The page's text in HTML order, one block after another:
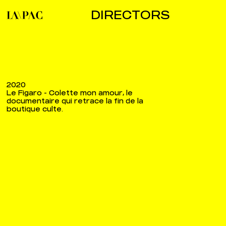
DIRECTORS
2020
Le Figaro - Colette mon amour, le
documentaire qui retrace la fin de la
boutique culte.